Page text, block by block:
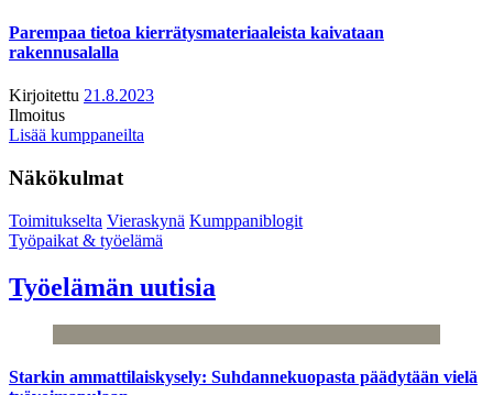
Parempaa tietoa kierrätysmateriaaleista kaivataan
rakennusalalla
Kirjoitettu 21.8.2023
Ilmoitus
Lisää kumppaneilta
Näkökulmat
Toimitukselta Vieraskynä Kumppaniblogit
Työpaikat & työelämä
Työelämän uutisia
Starkin ammattilaiskysely: Suhdannekuopasta päädytään vielä